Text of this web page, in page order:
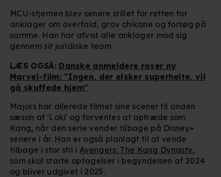
MCU-stjernen blev senere stillet for retten for
anklager om overfald, grov chikane og forsøg på
samme. Han har afvist alle anklager mod sig
gennem sit juridiske team.
LÆS OGSÅ: Danske anmeldere roser ny
Marvel-film: "Ingen, der elsker superhelte, vil
gå skuffede hjem"
Majors har allerede filmet sine scener til anden
sæson af 'Loki' og forventes at optræde som
Kang, når den serie vender tilbage på Disney+
senere i år. Han er også planlagt til at vende
tilbage i stor stil i Avengers: The Kang Dynasty,
som skal starte optagelser i begyndelsen af 2024
og bliver udgivet i 2025.